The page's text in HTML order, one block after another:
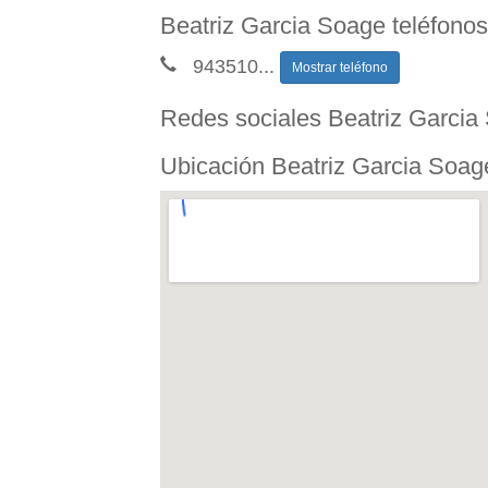
Beatriz Garcia Soage teléfonos
943510... Mostrar teléfono
Redes sociales Beatriz Garcia
Ubicación Beatriz Garcia